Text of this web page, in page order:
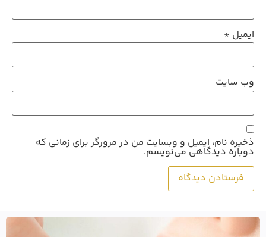
ایمیل*
وب‌ سایت
ذخیره نام، ایمیل و وبسایت من در مرورگر برای زمانی که
دوباره دیدگاهی می‌نویسم.